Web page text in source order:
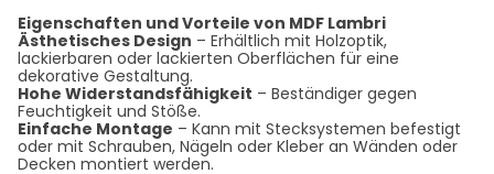
Eigenschaften und Vorteile von MDF Lambri
Ästhetisches Design – Erhältlich mit Holzoptik,
lackierbaren oder lackierten Oberflächen für eine
dekorative Gestaltung.
Hohe Widerstandsfähigkeit – Beständiger gegen
Feuchtigkeit und Stöße.
Einfache Montage – Kann mit Stecksystemen befestigt
oder mit Schrauben, Nägeln oder Kleber an Wänden oder
Decken montiert werden.